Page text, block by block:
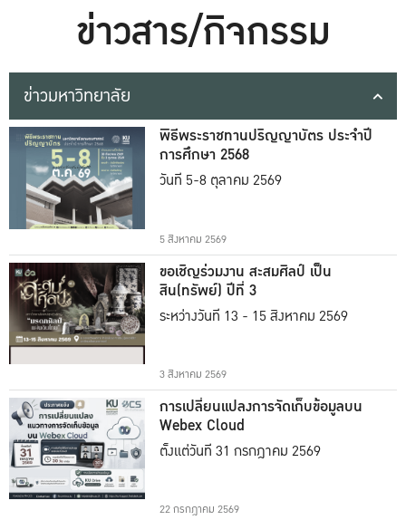
ข่าวสาร/กิจกรรม
ข่าวมหาวิทยาลัย
พิธีพระราชทานปริญญาบัตร ประจำปี
การศึกษา 2568
วันที่ 5-8 ตุลาคม 2569
5 สิงหาคม 2569
ขอเชิญร่วมงาน สะสมศิลป์ เป็น
สิน(ทรัพย์) ปีที่ 3
ระหว่างวันที่ 13 - 15 สิงหาคม 2569
3 สิงหาคม 2569
การเปลี่ยนแปลงการจัดเก็บข้อมูลบน
Webex Cloud
ตั้งแต่วันที่ 31 กรกฎาคม 2569
22 กรกฎาคม 2569